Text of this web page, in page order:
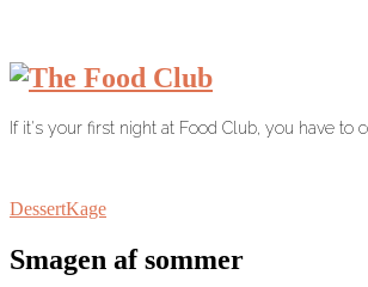
If it's your first night at Food Club, you have to
DessertKage
Smagen af sommer